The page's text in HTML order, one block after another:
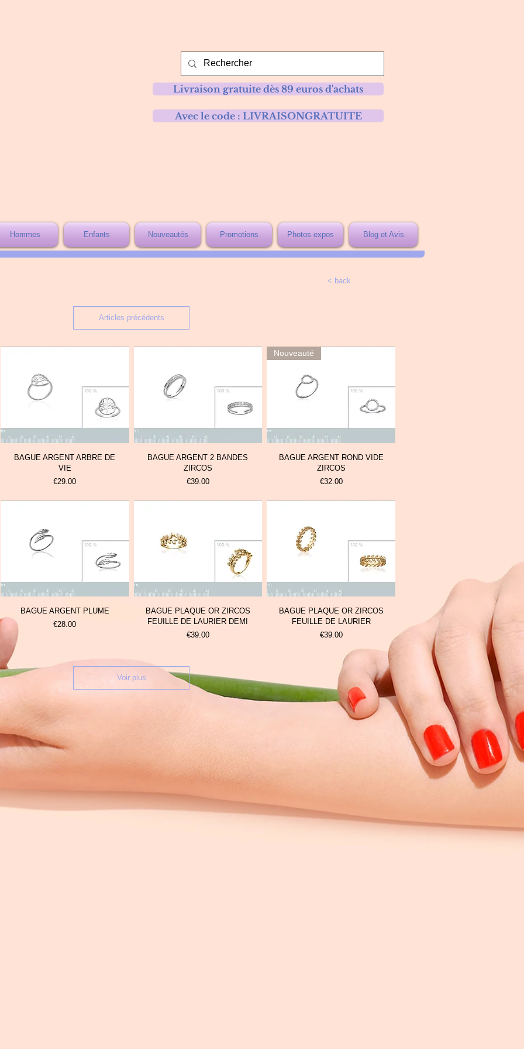
Livraison gratuite dès 89 euros d'achats
Avec le code : LIVRAISONGRATUITE
Hommes Enfants Nouveautés Promotions Photos expos Blog et Avis
Articles précédents
BAGUE ARGENT ARBRE DE
VIE
Prix
€29.00
BAGUE ARGENT 2 BANDES
ZIRCOS
Prix
€39.00
Nouveauté
BAGUE ARGENT ROND VIDE
ZIRCOS
Prix
€32.00
BAGUE ARGENT PLUME
Prix
€28.00
BAGUE PLAQUE OR ZIRCOS
FEUILLE DE LAURIER DEMI
Prix
€39.00
BAGUE PLAQUE OR ZIRCOS
FEUILLE DE LAURIER
Prix
€39.00
Voir plus
< back